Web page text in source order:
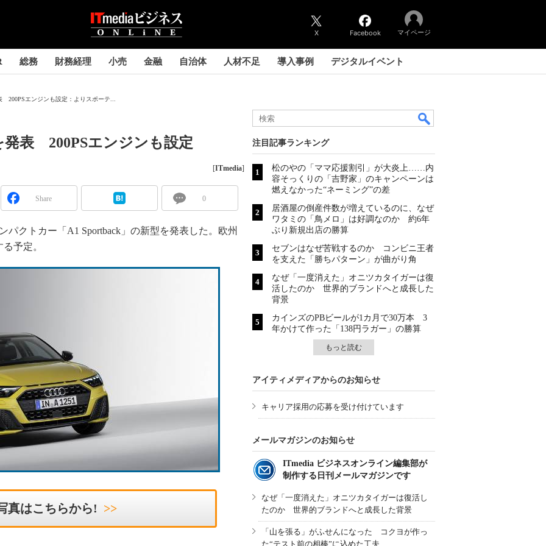
X Facebook マイページ
総務 財務経理 小売 金融 自治体 人材不足 導入事例 デジタルイベント
200PSエンジンも設定：よりスポーテ...
発表 200PSエンジンも設定
[ITmedia]
Share 0
クトカー「A1 Sportback」の新型を発表した。欧州
予定。
真はこちらから!
注目記事ランキング
松のやの「ママ応援割引」が大炎上……内
容そっくりの「吉野家」のキャンペーンは
燃えなかった“ネーミング”の差
居酒屋の倒産件数が増えているのに、なぜ
ワタミの「鳥メロ」は好調なのか 約6年
ぶり新規出店の勝算
セブンはなぜ苦戦するのか コンビニ王者
を支えた「勝ちパターン」が曲がり角
なぜ「一度消えた」オニツカタイガーは復
活したのか 世界的ブランドへと成長した
背景
カインズのPBビールが1カ月で30万本 3
年かけて作った「138円ラガー」の勝算
もっと読む
アイティメディアからのお知らせ
キャリア採用の応募を受け付けています
メールマガジンのお知らせ
ITmedia ビジネスオンライン編集部が
制作する日刊メールマガジンです
なぜ「一度消えた」オニツカタイガーは復活し
たのか 世界的ブランドへと成長した背景
「山を張る」がふせんになった コクヨが作っ
た“テスト前の相棒”に込めた工夫